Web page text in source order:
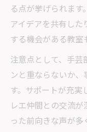
る点が挙げられま
アイデアを共有し
する機会がある教室
注意点として、手芸
ンと重ならないか
す。サポートが充
レエ仲間との交流
った前向きな声が多